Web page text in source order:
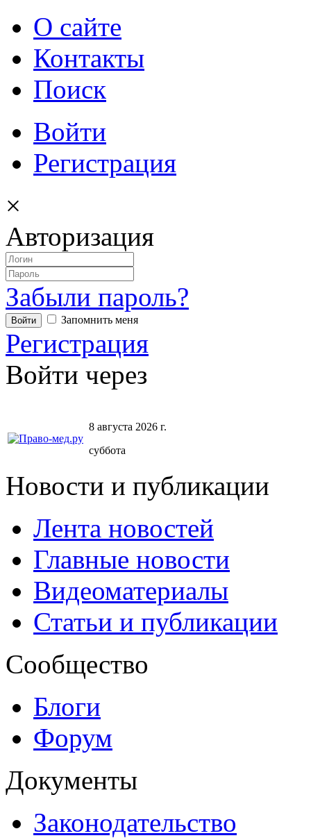
О сайте
Контакты
Поиск
Войти
Регистрация
×
Авторизация
Забыли пароль?
Запомнить меня
Регистрация
Войти через
8 августа 2026 г.
суббота
Новости и публикации
Лента новостей
Главные новости
Видеоматериалы
Статьи и публикации
Сообщество
Блоги
Форум
Документы
Законодательство